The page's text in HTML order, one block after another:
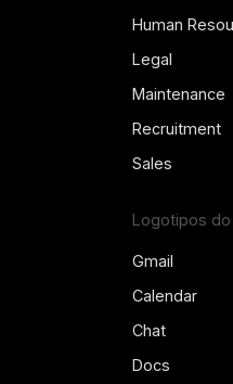
Human
Legal
Maintenance
Recruitment
Sales
Logotipos
Gmail
Calendar
Chat
Docs